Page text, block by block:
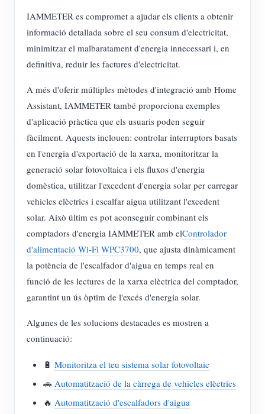
IAMMETER es compromet a ajudar els clients a obtenir
informació detallada sobre el seu consum d'electricitat,
minimitzar el malbaratament d'energia innecessari i, en
definitiva, reduir les factures d'electricitat.
A més d'oferir múltiples mètodes d'integració amb Home
Assistant, IAMMETER també proporciona exemples
d'aplicació pràctica que els usuaris poden seguir
fàcilment. Aquests inclouen: controlar interruptors basats
en l'energia d'exportació de la xarxa, monitoritzar la
generació solar fotovoltaica i els fluxos d'energia
domèstica, utilitzar l'excedent d'energia solar per carregar
vehicles elèctrics i escalfar aigua utilitzant l'excedent
solar. Això últim es pot aconseguir combinant els
comptadors d'energia IAMMETER amb elControlador
d'alimentació Wi-Fi WPC3700, que ajusta dinàmicament
la potència de l'escalfador d'aigua en temps real en
funció de les lectures de la xarxa elèctrica del comptador,
garantint un ús òptim de l'excés d'energia solar.
Algunes de les solucions destacades es mostren a
continuació:
🔋 Monitoritza el teu sistema solar fotovoltaic
🚗 Automatització de la càrrega de vehicles elèctrics
🔥 Automatització d'escalfadors d'aigua